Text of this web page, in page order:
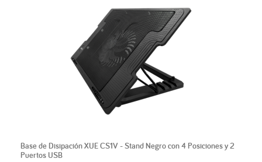
Base de Disipación XUE CS1V - Stand Negro con 4 Posiciones y 2
Puertos USB